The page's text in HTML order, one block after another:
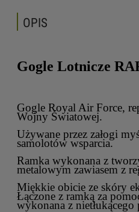
OPIS
Gogle Lotnicze
Gogle Royal Air Force,
Wojny Światowej.
Używane przez załogi
samolotów wsparcia.
Ramka wykonana z
metalowym zawiasem z
Miękkie obicie ze skóry
Łączone z ramką za
wykonana z